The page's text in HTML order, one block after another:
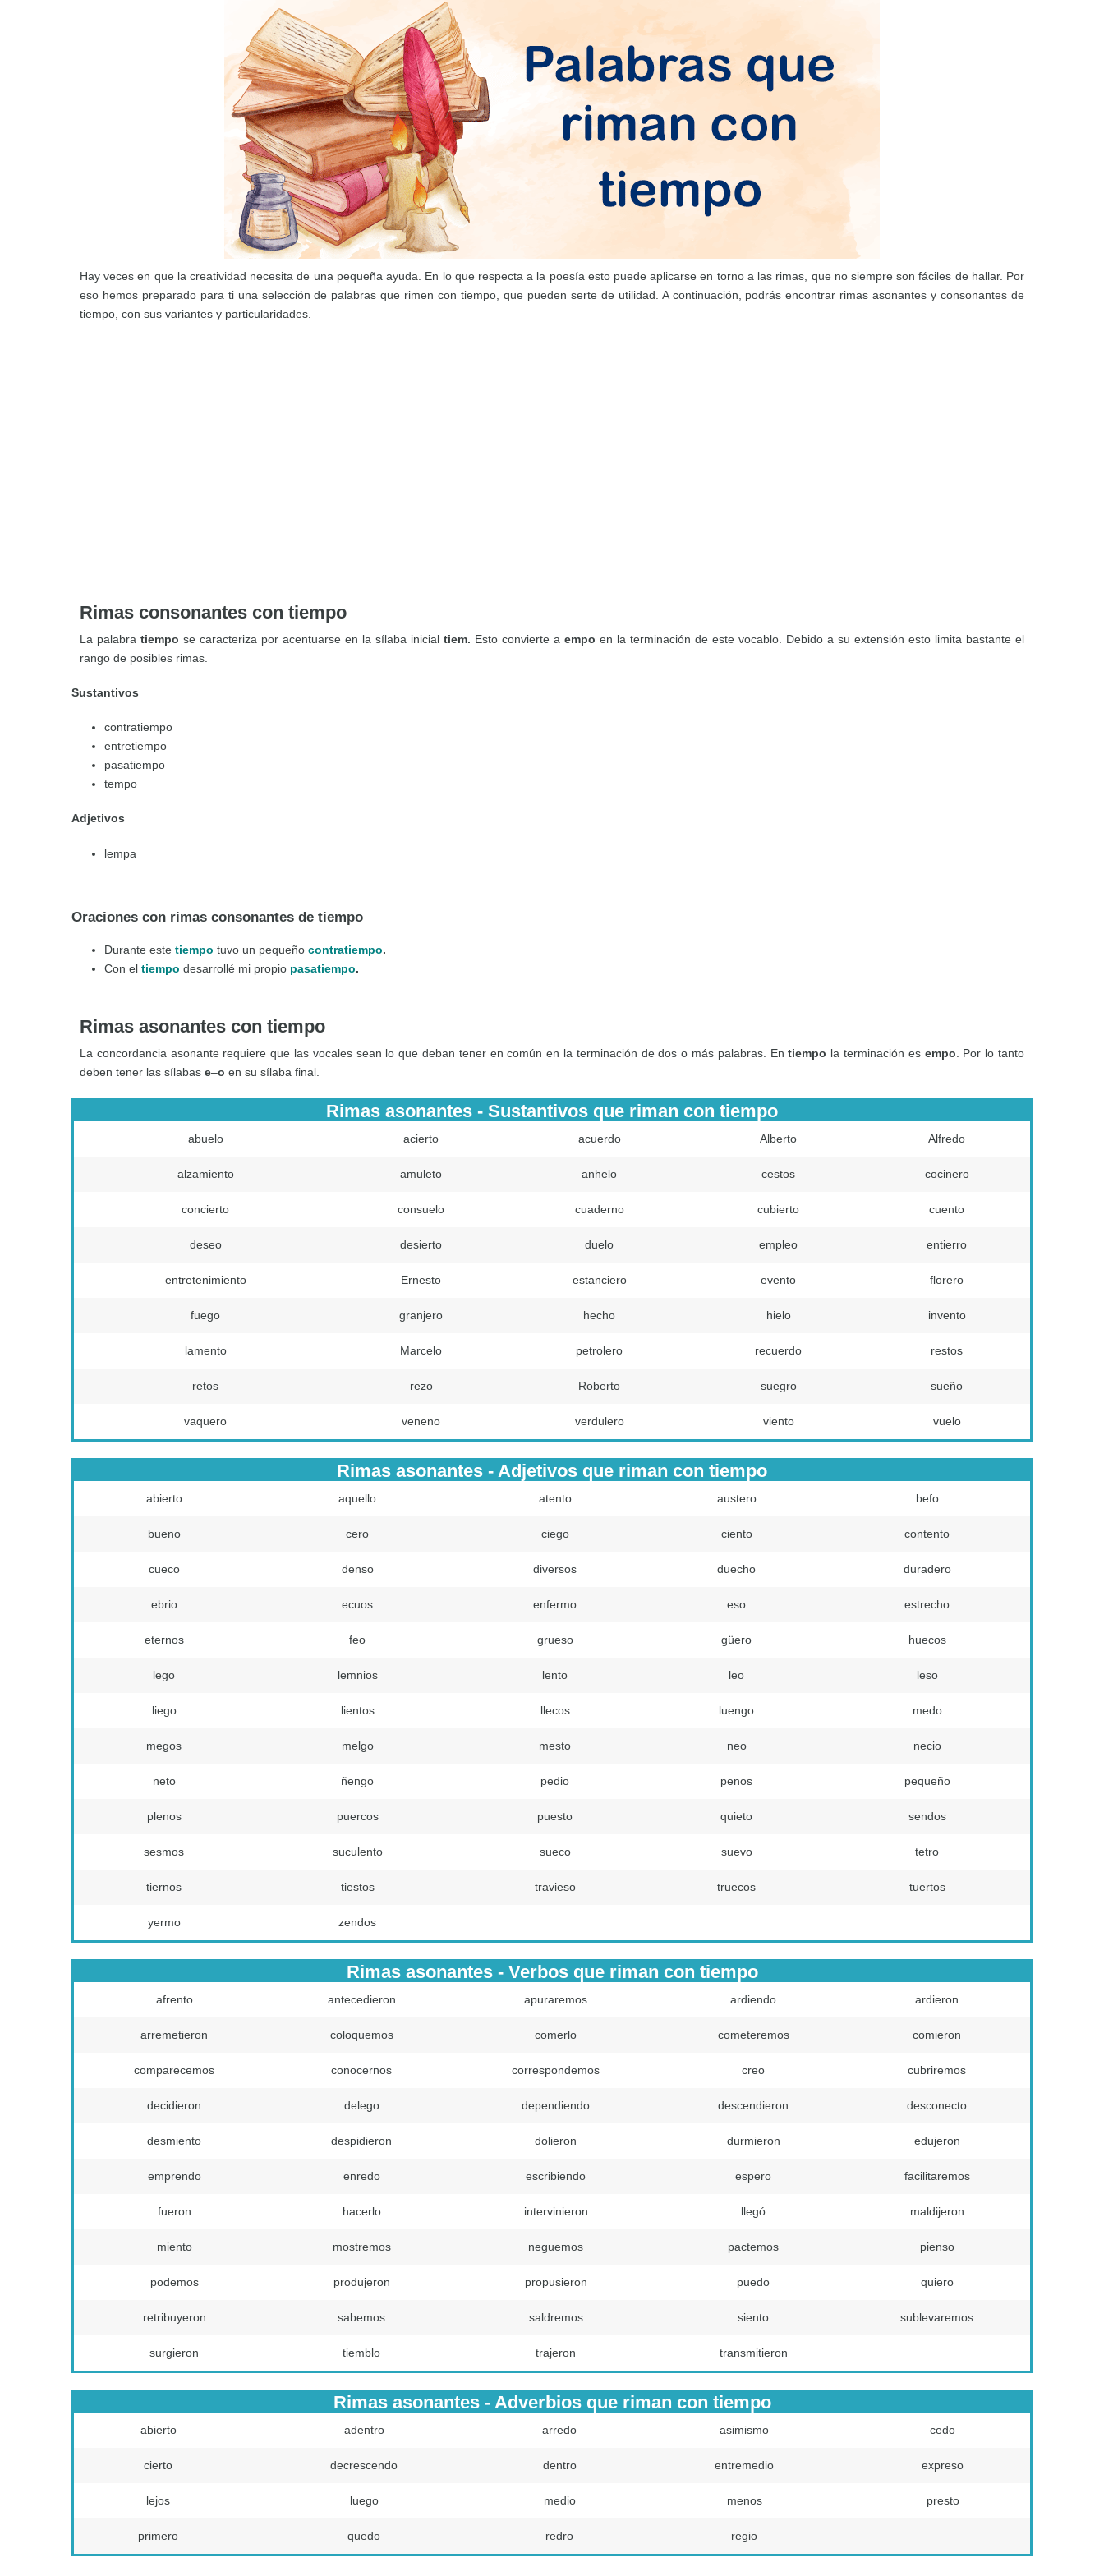
Hay veces en que la creatividad necesita de una pequeña ayuda. En lo que respecta a la poesía esto puede aplicarse en torno a las rimas, que no siempre son fáciles de hallar. Por
eso hemos preparado para ti una selección de palabras que rimen con tiempo, que pueden serte de utilidad. A continuación, podrás encontrar rimas asonantes y consonantes de
tiempo, con sus variantes y particularidades.
Rimas consonantes con tiempo
La palabra tiempo se caracteriza por acentuarse en la sílaba inicial tiem. Esto convierte a empo en la terminación de este vocablo. Debido a su extensión esto limita bastante el
rango de posibles rimas.
Sustantivos
contratiempo
entretiempo
pasatiempo
tempo
Adjetivos
lempa
Oraciones con rimas consonantes de tiempo
Durante este tiempo tuvo un pequeño contratiempo.
Con el tiempo desarrollé mi propio pasatiempo.
Rimas asonantes con tiempo
La concordancia asonante requiere que las vocales sean lo que deban tener en común en la terminación de dos o más palabras. Entiempo la terminación es empo . Por lo tanto
deben tener las sílabas e–o en su sílaba final.
Rimas asonantes - Sustantivos que riman con tiempo
abuelo acierto acuerdo Alberto Alfredo
alzamiento amuleto anhelo cestos cocinero
concierto consuelo cuaderno cubierto cuento
deseo desierto duelo empleo entierro
entretenimiento Ernesto estanciero evento florero
fuego granjero hecho hielo invento
lamento Marcelo petrolero recuerdo restos
retos rezo Roberto suegro sueño
vaquero veneno verdulero viento vuelo
Rimas asonantes - Adjetivos que riman con tiempo
abierto aquello atento austero befo
bueno cero ciego ciento contento
cueco denso diversos duecho duradero
ebrio ecuos enfermo eso estrecho
eternos feo grueso güero huecos
lego lemnios lento leo leso
liego lientos llecos luengo medo
megos melgo mesto neo necio
neto ñengo pedio penos pequeño
plenos puercos puesto quieto sendos
sesmos suculento sueco suevo tetro
tiernos tiestos travieso truecos tuertos
yermo zendos
Rimas asonantes - Verbos que riman con tiempo
afrento antecedieron apuraremos ardiendo ardieron
arremetieron coloquemos comerlo cometeremos comieron
comparecemos conocernos correspondemos creo cubriremos
decidieron delego dependiendo descendieron desconecto
desmiento despidieron dolieron durmieron edujeron
emprendo enredo escribiendo espero facilitaremos
fueron hacerlo intervinieron llegó maldijeron
miento mostremos neguemos pactemos pienso
podemos produjeron propusieron puedo quiero
retribuyeron sabemos saldremos siento sublevaremos
surgieron tiemblo trajeron transmitieron
Rimas asonantes - Adverbios que riman con tiempo
abierto adentro arredo asimismo cedo
cierto decrescendo dentro entremedio expreso
lejos luego medio menos presto
primero quedo redro regio